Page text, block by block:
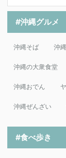
#沖縄グルメ
沖縄そば 沖
沖縄の大衆食堂
沖縄おでん
沖縄ぜんざい
#食べ歩き